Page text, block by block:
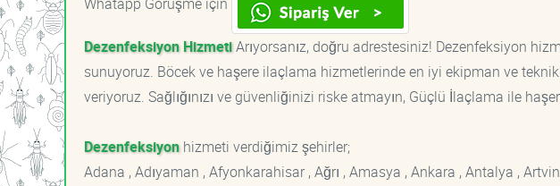
Dezenfeksiyon HizmetiArıyorsanız, doğru adrestesiniz! Dezenfeksiyon
sunuyoruz. Böcek ve haşere ilaçlama hizmetlerinde en iyi ekipman ve
veriyoruz. Sağlığınızı ve güvenliğinizi riske atmayın, Güçlü İlaçlama ile
Dezenfeksiyonhizmeti verdiğimiz şehirler;
Adana , Adıyaman , Afyonkarahisar , Ağrı , Amasya , Ankara , Antalya ,